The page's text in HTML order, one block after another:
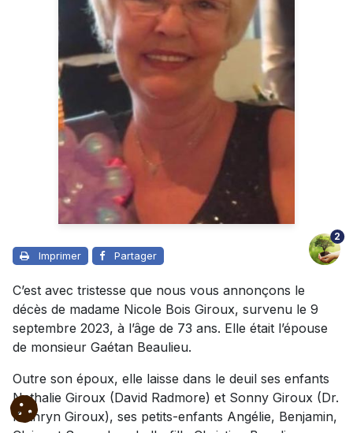
Imprimer Partager
2
C’est avec tristesse que nous vous annonçons le
décès de madame Nicole Bois Giroux, survenu le 9
septembre 2023, à l’âge de 73 ans. Elle était l’épouse
de monsieur Gaétan Beaulieu.
Outre son époux, elle laisse dans le deuil ses enfants
Nathalie Giroux (David Radmore) et Sonny Giroux (Dr.
Kathryn Giroux), ses petits-enfants Angélie, Benjamin,